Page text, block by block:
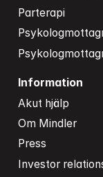
Parterapi
Information
Akut hjälp
Om Mindler
Press
Investor